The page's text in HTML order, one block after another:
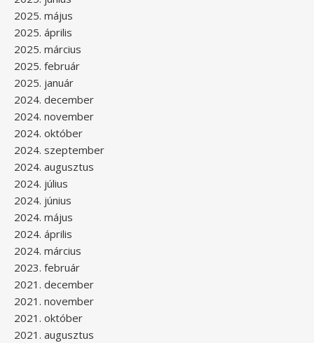
2025. május
2025. április
2025. március
2025. február
2025. január
2024. december
2024. november
2024. október
2024. szeptember
2024. augusztus
2024. július
2024. június
2024. május
2024. április
2024. március
2023. február
2021. december
2021. november
2021. október
2021. augusztus